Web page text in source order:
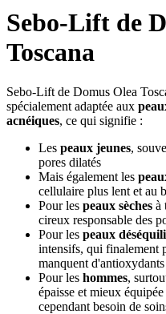
Sebo-Lift de
Toscana
Sebo-Lift de Domus Olea
spécialement adaptée aux
acnéiques, ce qui signifie :
Les peaux jeunes,
pores dilatés
Mais également les
cellulaire plus lent et au
Pour les peaux sèches à
cireux responsable des
Pour les peaux
intensifs, qui finalement
manquent
Pour les hommes,
épaisse et mieux
cependant besoin de